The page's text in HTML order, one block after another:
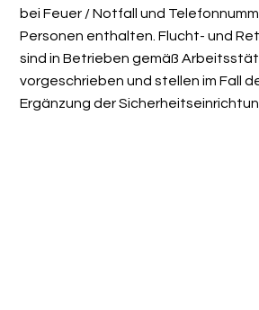
bei Feuer / Notfall und
Personen enthalten. Flucht- und
sind in Betrieben gemäß
vorgeschrieben und stellen im Fall
Ergänzung der